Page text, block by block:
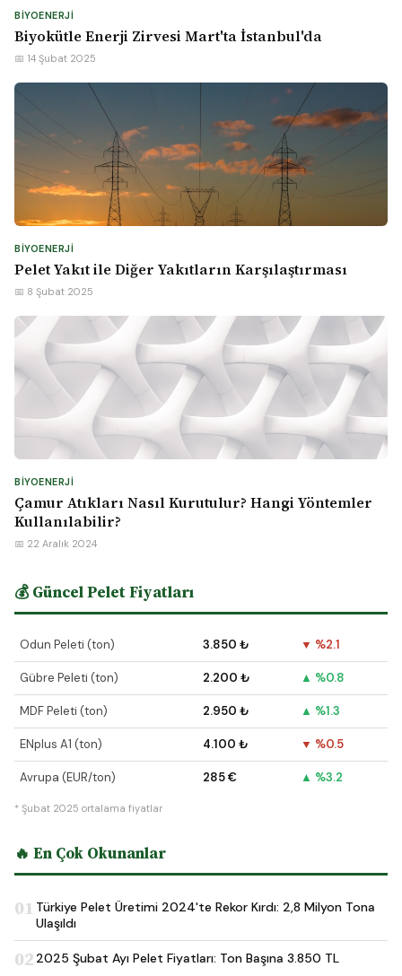
BIYOENERJI
Biyokütle Enerji Zirvesi Mart'ta İstanbul'da
📅 14 Şubat 2025
BIYOENERJI
Pelet Yakıt ile Diğer Yakıtların Karşılaştırması
📅 8 Şubat 2025
BIYOENERJI
Çamur Atıkları Nasıl Kurutulur? Hangi Yöntemler
Kullanılabilir?
📅 22 Aralık 2024
💰 Güncel Pelet Fiyatları
Odun Peleti (ton) 3.850 ₺ ▼ %2.1
Gübre Peleti (ton) 2.200 ₺ ▲ %0.8
MDF Peleti (ton) 2.950 ₺ ▲ %1.3
ENplus A1 (ton) 4.100 ₺ ▼ %0.5
Avrupa (EUR/ton) 285 € ▲ %3.2
* Şubat 2025 ortalama fiyatlar
🔥 En Çok Okunanlar
01 Türkiye Pelet Üretimi 2024'te Rekor Kırdı: 2,8 Milyon Tona
Ulaşıldı
02 2025 Şubat Ayı Pelet Fiyatları: Ton Başına 3.850 TL